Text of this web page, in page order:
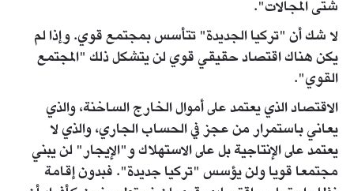
شتى المجالات".
لا شك أن "تركيا الجديدة" تتأسس بمجتمع قوي. وإذا لم
يكن هناك اقتصاد حقيقي قوي لن يتشكل ذلك "المجتمع
القوي".
الاقتصاد الذي يعتمد على أموال الخارج الساخنة، والذي
يعاني باستمرار من عجز في الحساب الجاري، والذي لا
يعتمد على الإنتاجية بل على الاستهلاك و"الإيجار" لن يبني
مجتمعا قويا ولن يؤسس "تركيا جديدة". فبدون إقامة